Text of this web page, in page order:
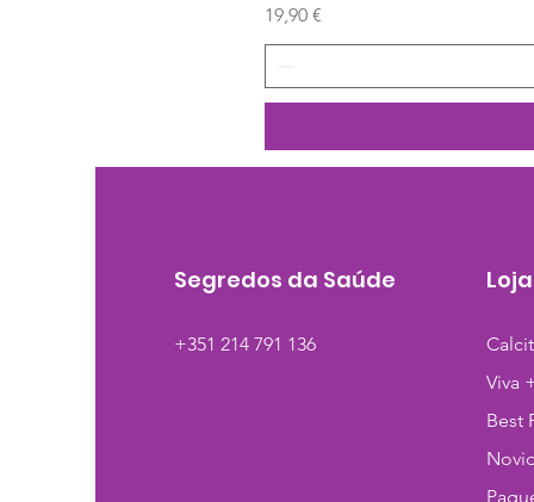
Preço
19,90 €
Segredos da Saúde
+351 214 791 136
Loja
Viva
Best